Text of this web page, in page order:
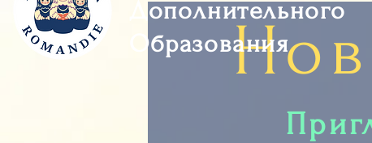
Дополнительного
Образования